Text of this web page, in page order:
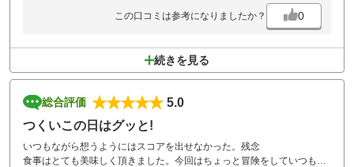
この口コミは参考になりましたか？ 0
続きを見る
総合評価
5.0
つくいこの日はグッと!
いつもながら想うようにはスコアを出せなかった。残念
食事はとても美味しく頂きました。今回はちょっと冒険をしていつもと